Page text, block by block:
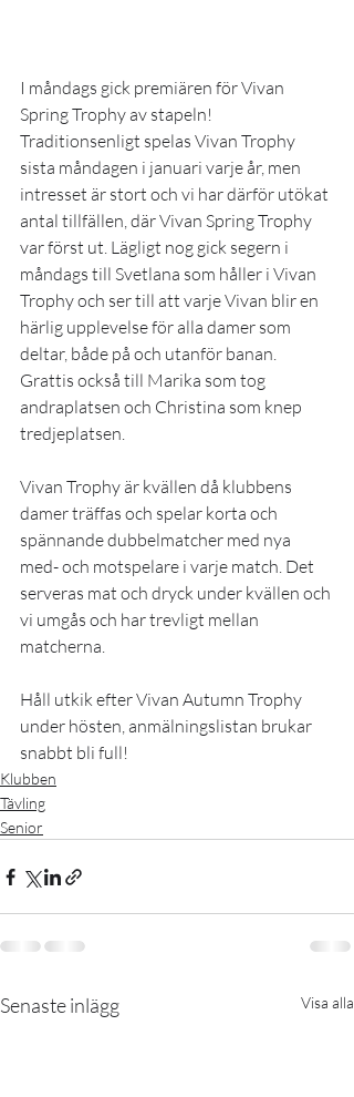
I måndags gick premiären för Vivan
Spring Trophy av stapeln!
Traditionsenligt spelas Vivan Trophy
sista måndagen i januari varje år, men
intresset är stort och vi har därför utökat
antal tillfällen, där Vivan Spring Trophy
var först ut. Lägligt nog gick segern i
måndags till Svetlana som håller i Vivan
Trophy och ser till att varje Vivan blir en
härlig upplevelse för alla damer som
deltar, både på och utanför banan.
Grattis också till Marika som tog
andraplatsen och Christina som knep
tredjeplatsen.
Vivan Trophy är kvällen då klubbens
damer träffas och spelar korta och
spännande dubbelmatcher med nya
med- och motspelare i varje match. Det
serveras mat och dryck under kvällen och
vi umgås och har trevligt mellan
matcherna.
Håll utkik efter Vivan Autumn Trophy
under hösten, anmälningslistan brukar
snabbt bli full!
Klubben
Tävling
Senior
Senaste inlägg Visa alla